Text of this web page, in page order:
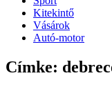
Kitekintő
Vásárok
Autó-motor
Címke: